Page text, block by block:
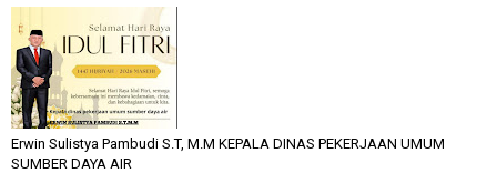
Erwin Sulistya Pambudi S.T, M.M KEPALA DINAS PEKERJAAN UMUM
SUMBER DAYA AIR